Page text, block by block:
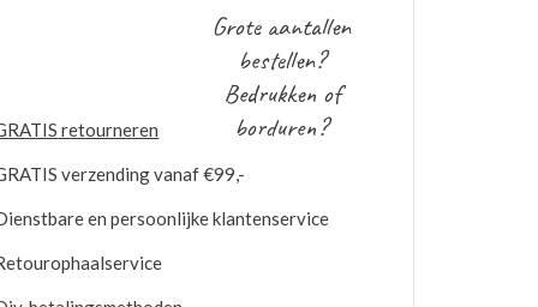
Grote aantallen
bestellen?
Bedrukken of
borduren?
retourneren
verzending vanaf €99,-
en persoonlijke klantenservice